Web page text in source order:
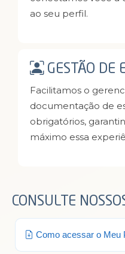
ao seu perfil.
GESTÃO DE
Facilitamos o
documentação de
obrigatórios,
máximo essa
CONSULTE
Como acessar o Meu